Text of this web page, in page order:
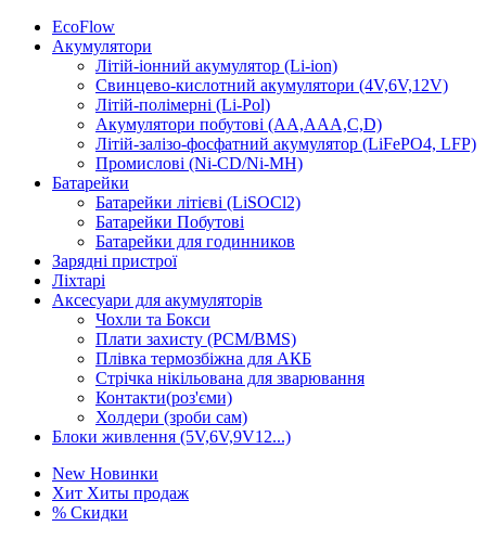
EcoFlow
Акумулятори
Літій-іонний акумулятор (Li-ion)
Свинцево-кислотний акумулятори (4V,6V,12V)
Літій-полімерні (Li-Pol)
Акумулятори побутові (AA,AAA,C,D)
Літій-залізо-фосфатний акумулятор (LiFePO4, LFP)
Промислові (Ni-CD/Ni-MH)
Батарейки
Батарейки літієві (LiSOCl2)
Батарейки Побутові
Батарейки для годинников
Зарядні пристрої
Ліхтарі
Аксесуари для акумуляторів
Чохли та Бокси
Плати захисту (PCM/BMS)
Плівка термозбіжна для АКБ
Стрічка нікільована для зварювання
Контакти(роз'єми)
Холдери (зроби сам)
Блоки живлення (5V,6V,9V12...)
New Новинки
Хит Хиты продаж
% Скидки